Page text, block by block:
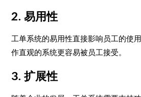
2.易用性
工单系统的易用性直接影响员工的使
作直观的系统更容易被员工接受。
3.扩展性